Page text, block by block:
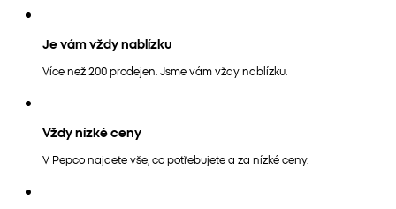
Je vám vždy nablízku
Více než 200 prodejen. Jsme vám vždy nablízku.
Vždy nízké ceny
V Pepco najdete vše, co potřebujete a za nízké ceny.